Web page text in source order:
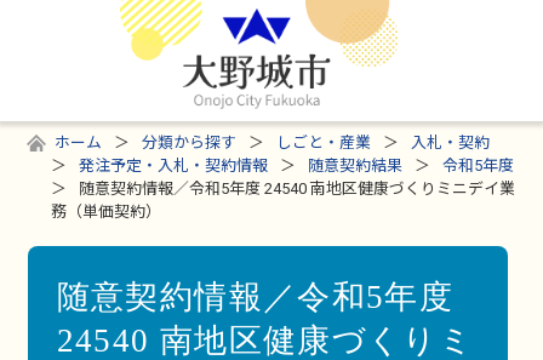
ホーム 分類から探す しごと・産業
入札・契約
発注予定・入札・契約情報
随意契約結果
令和5年度
随意契約情報／令和5年度 24540 南地区健康づくりミニデイ業
務（単価契約）
随意契約情報／令和5年度
24540 南地区健康づくりミ